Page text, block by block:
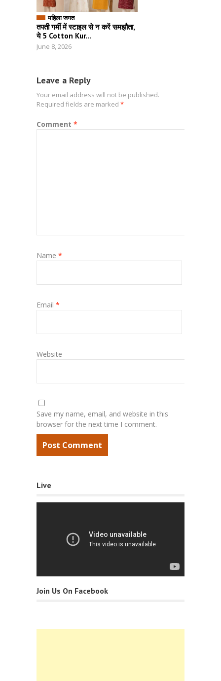
महिला जगत
तपती गर्मी में स्टाइल से न करें समझौता,
ये 5 Cotton Kur...
June 8, 2026
Leave a Reply
Your email address will not be published.
Required fields are marked *
Comment *
Name *
Email *
Website
Save my name, email, and website in this
browser for the next time I comment.
Live
Join Us On Facebook